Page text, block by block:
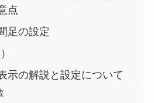
点
足の設定
示の解説と設定について